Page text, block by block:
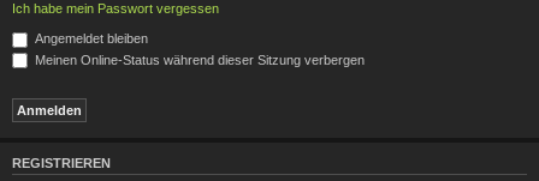
Ich habe mein Passwort vergessen
Angemeldet bleiben
Meinen Online-Status während dieser Sitzung verbergen
REGISTRIEREN